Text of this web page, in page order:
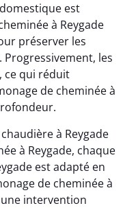
est
à Reygade
préserver les
les
ce qui réduit
de cheminée à
chaudière à Reygade
à Reygade, chaque
est adapté en
de cheminée à
intervention